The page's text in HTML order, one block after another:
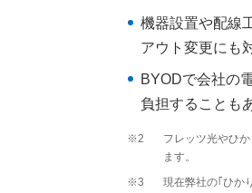
機器設置や配線
アウト変更にも
BYODで会社の
負担することも
※2
フレッツ光やひ
ます。
※3
現在弊社の｢ひか